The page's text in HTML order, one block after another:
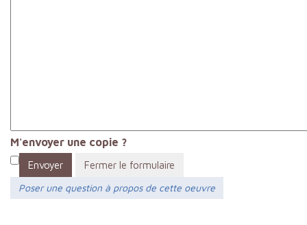
M'envoyer une copie ?
Envoyer
Fermer le formulaire
Poser une question à propos de cette oeuvre